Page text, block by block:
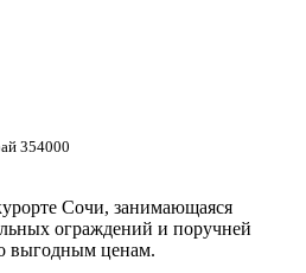
354000
Сочи, занимающаяся
ограждений и поручней
выгодным ценам.